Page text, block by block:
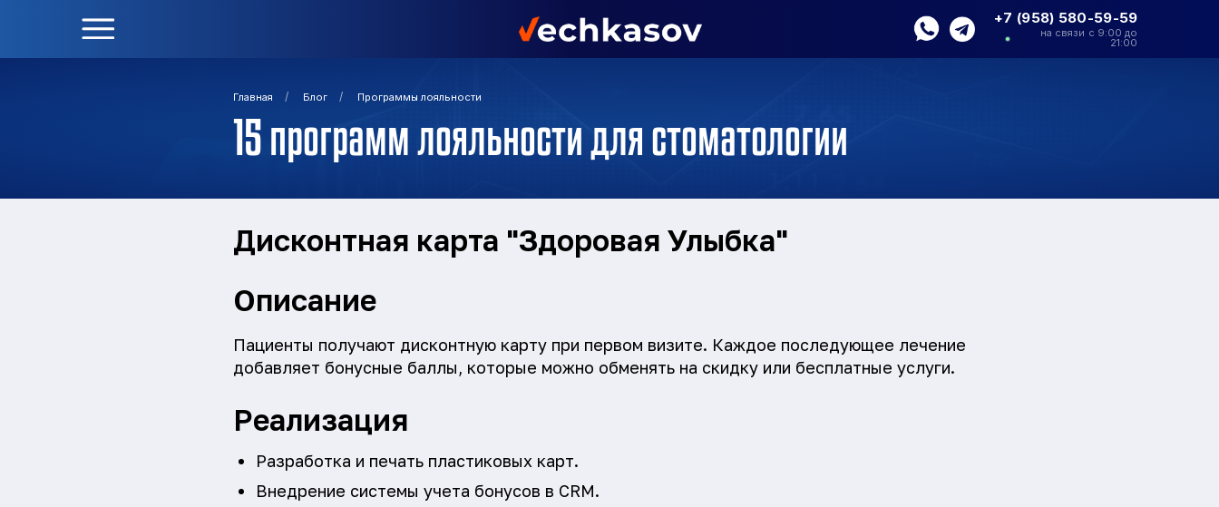
+7 (958) 580-59-59
на связи с 9:00 до
21:00
Главная / Блог / Программы лояльности
15 программ лояльности для стоматологии
Дисконтная карта "Здоровая Улыбка"
Описание
Пациенты получают дисконтную карту при первом визите. Каждое последующее лечение
добавляет бонусные баллы, которые можно обменять на скидку или бесплатные услуги.
Реализация
Разработка и печать пластиковых карт.
Внедрение системы учета бонусов в CRM.